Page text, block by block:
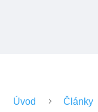
Úvod 5 Články